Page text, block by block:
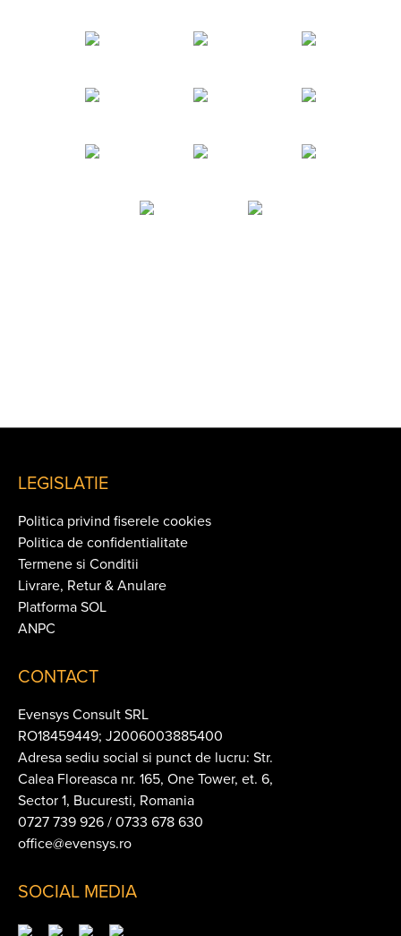
LEGISLATIE
Politica privind fiserele cookies
Politica de confidentialitate
Termene si Conditii
Livrare, Retur & Anulare
Platforma SOL
ANPC
CONTACT
Evensys Consult SRL
RO18459449; J2006003885400
Adresa sediu social si punct de lucru: Str.
Calea Floreasca nr. 165, One Tower, et. 6,
Sector 1, Bucuresti, Romania
0727 739 926 / 0733 678 630
office@evensys.ro
SOCIAL MEDIA